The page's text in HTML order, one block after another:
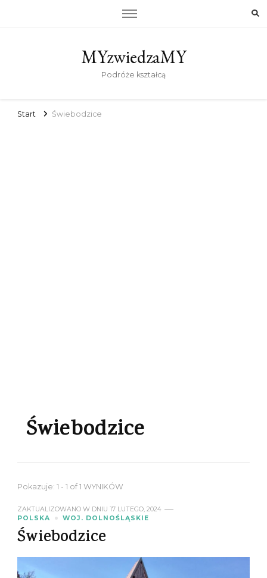
MYzwiedzaMY
Podróże kształcą
Start Świebodzice
Świebodzice
Pokazuje: 1 - 1 of 1 WYNIKÓW
ZAKTUALIZOWANO W DNIU 17 LUTEGO, 2024
POLSKA
WOJ. DOLNOŚLĄSKIE
Świebodzice